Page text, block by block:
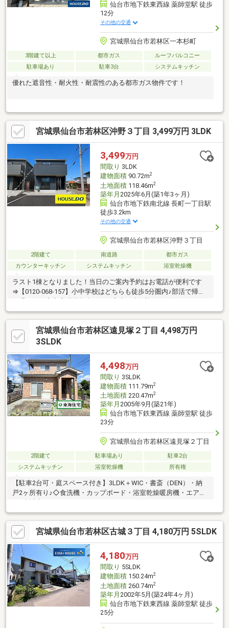
仙台市地下鉄東西線 薬師堂駅 徒歩
12分
その他の交通
宮城県仙台市若林区一本杉町
3階建て以上 都市ガス
ルーフバルコニー
駐車場あり
駐車3台 システムキッチン
優れた遮音性・耐火性・耐震性のある都市ガス物件です！
宮城県仙台市若林区沖野３丁目 3,499万円 3LDK
3,499万円
間取り 3LDK
建物面積90.72m2
土地面積118.46m2
築年月 2025年6月(築1年3ヶ月)
仙台市地下鉄南北線 長町一丁目駅
徒歩3.2km
その他の交通
宮城県仙台市若林区沖野３丁目
2階建て 南道路
都市ガス
カウンターキッチン
システムキッチン 浴室乾燥機
ラスト1棟となりました！当日のご案内予約はお電話が便利です
⇒【0120-068-157】小中学校はどちらも徒歩5分圏内♪部活で帰り
宮城県仙台市若林区遠見塚２丁目 4,498万円
3SLDK
4,498万円
間取り 3SLDK
建物面積111.79m2
土地面積220.47m2
築年月 2005年9月(築21年)
仙台市地下鉄東西線 薬師堂駅 徒歩
23分
宮城県仙台市若林区遠見塚２丁目
2階建て 駐車場あり
駐車2台
システムキッチン
浴室乾燥機 所有権
【駐車2台可・庭スペース付き】3LDK＋WIC・書斎（DEN）・納
戸2ヶ所有り♪◇食洗機・カップボード・浴室乾燥暖房機・エアコ
宮城県仙台市若林区古城３丁目 4,180万円 5SLDK
4,180万円
間取り 5SLDK
建物面積150.24m2
土地面積260.74m2
築年月 2002年5月(築24年4ヶ月)
仙台市地下鉄東西線 薬師堂駅 徒歩
25分